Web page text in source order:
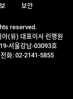
reserved.
(유) 대표이사 린맹원
서울강남-03093호
전화: 02-2141-5855
보안